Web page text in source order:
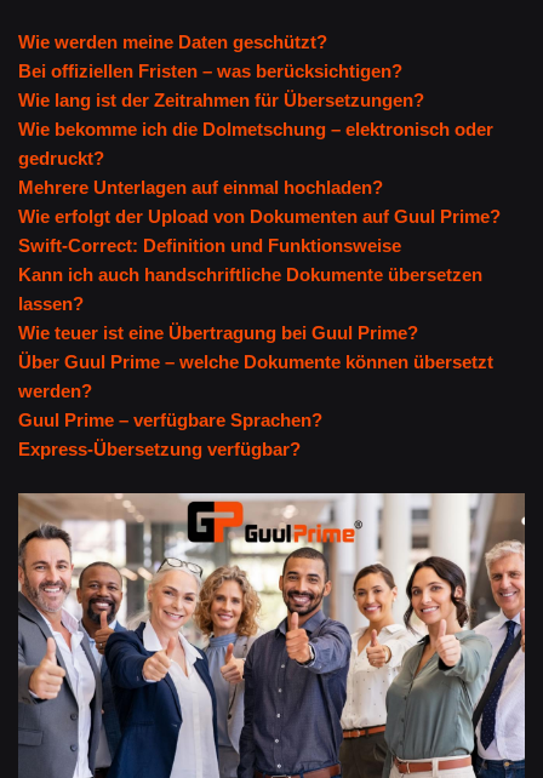
Wie werden meine Daten geschützt?
Bei offiziellen Fristen – was berücksichtigen?
Wie lang ist der Zeitrahmen für Übersetzungen?
Wie bekomme ich die Dolmetschung – elektronisch oder
gedruckt?
Mehrere Unterlagen auf einmal hochladen?
Wie erfolgt der Upload von Dokumenten auf Guul Prime?
Swift-Correct: Definition und Funktionsweise
Kann ich auch handschriftliche Dokumente übersetzen
lassen?
Wie teuer ist eine Übertragung bei Guul Prime?
Über Guul Prime – welche Dokumente können übersetzt
werden?
Guul Prime – verfügbare Sprachen?
Express-Übersetzung verfügbar?